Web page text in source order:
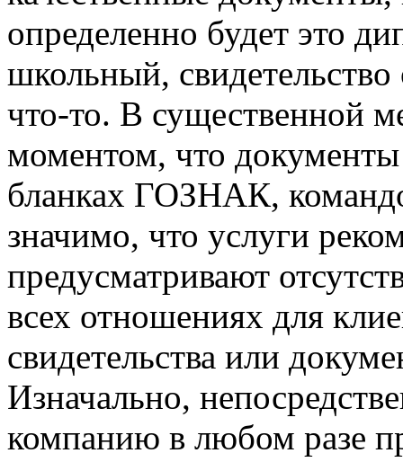
определенно будет это
школьный,
что-то. В существенной
моментом, что
бланках ГОЗНАК,
значимо, что услуги
предусматривают
всех отношениях для
свидетельства или
Изначально,
компанию в любом разе